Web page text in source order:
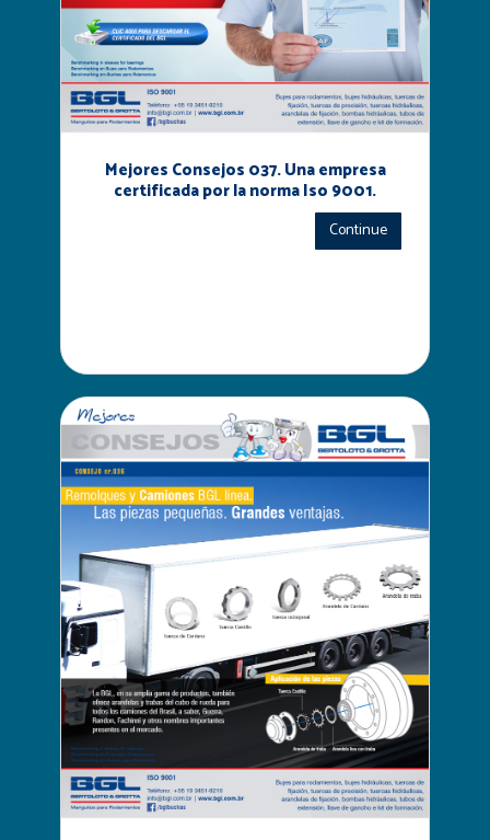
Mejores Consejos 037. Una empresa
certificada por la norma Iso 9001.
Continue